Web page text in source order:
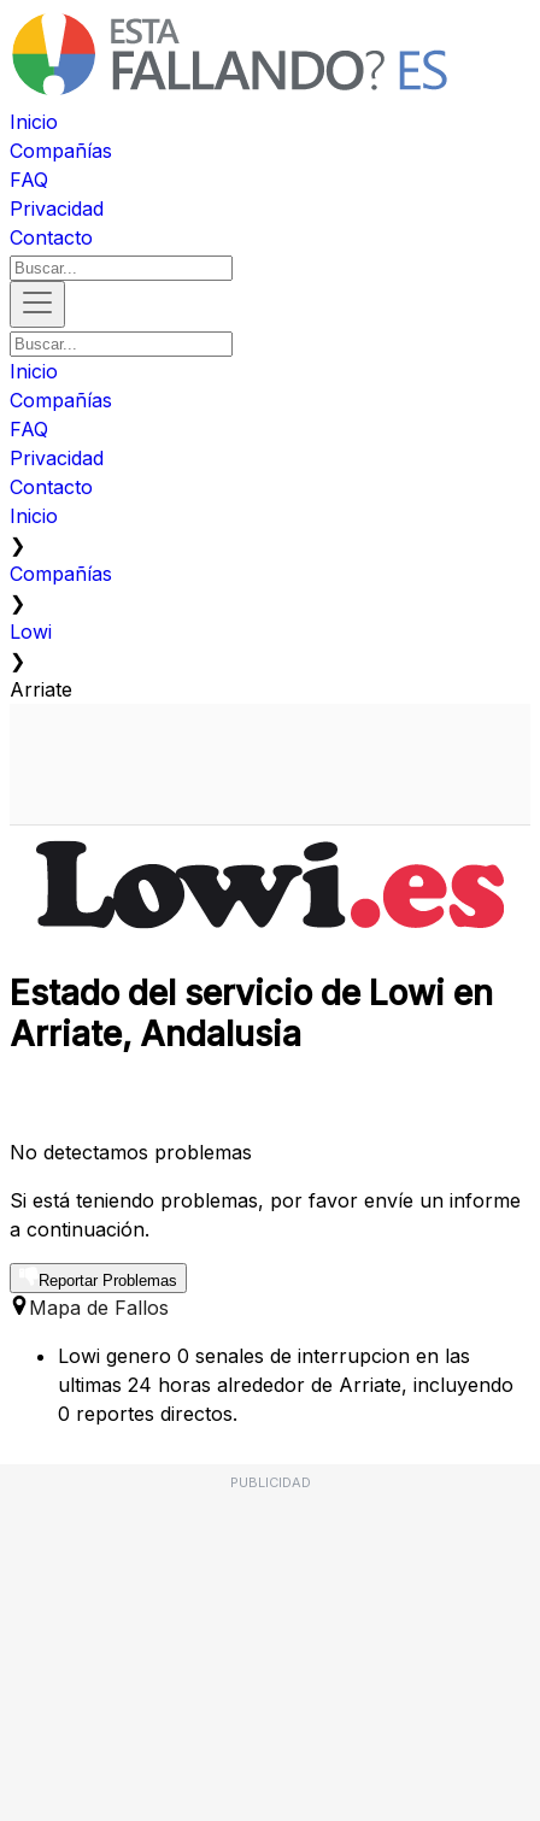
Inicio
Compañías
FAQ
Privacidad
Contacto
Inicio
Compañías
FAQ
Privacidad
Contacto
Inicio
❯
Compañías
❯
Lowi
❯
Arriate
Estado del servicio de Lowi en
Arriate, Andalusia
No detectamos problemas
Si está teniendo problemas, por favor envíe un informe
a continuación.
Reportar Problemas
Mapa de Fallos
Lowi genero 0 senales de interrupcion en las
ultimas 24 horas alrededor de Arriate, incluyendo
0 reportes directos.
PUBLICIDAD